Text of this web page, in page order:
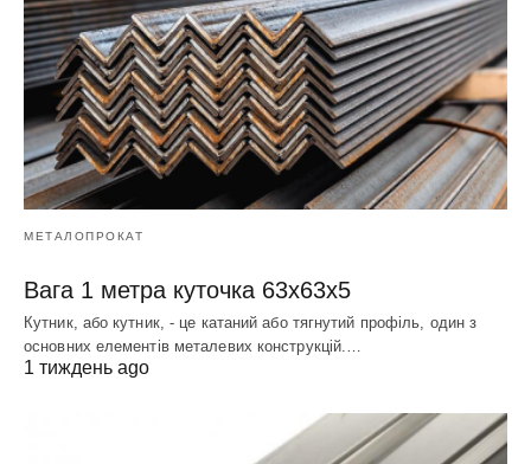
МЕТАЛОПРОКАТ
Вага 1 метра куточка 63х63х5
Кутник, або кутник, - це катаний або тягнутий профіль, один з
основних елементів металевих конструкцій.…
1 тиждень ago